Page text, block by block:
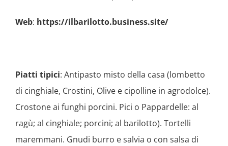
Web: https://ilbarilotto.business.site/
Piatti tipici: Antipasto misto della casa (lombetto
di cinghiale, Crostini, Olive e cipolline in agrodolce).
Crostone ai funghi porcini. Pici o Pappardelle: al
ragù; al cinghiale; porcini; al barilotto). Tortelli
maremmani. Gnudi burro e salvia o con salsa di